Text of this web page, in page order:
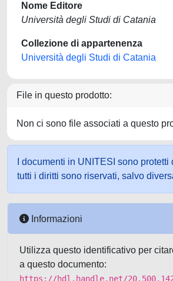
Nome Editore
Università degli Studi di Catania
Collezione di appartenenza
Università degli Studi di Catania
File in questo prodotto:
Non ci sono file associati a questo
I documenti in UNITESI sono
tutti i diritti sono riservati, salvo
Informazioni
Utilizza questo identificativo per
a questo documento:
https://hdl.handle.net/